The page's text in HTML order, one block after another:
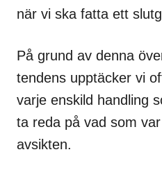
när vi ska fatta ett
På grund av denna
tendens upptäcker vi
varje enskild handling
ta reda på vad som
avsikten.